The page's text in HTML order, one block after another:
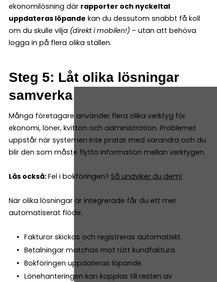
ekonomilösning där rapporter och nyckeltal
uppdateras löpande kan du dessutom snabbt få koll
om du skulle vilja (direkt i mobilen!) – utan att behöva
logga in på flera olika ställen.
Steg 5: Låt olika lösningar
samverka
Många företagare använder flera olika verktyg för
ekonomi, löner, kvitton och administration. Problemet
uppstår när systemen inte pratar med varandra och du
blir den som måste flytta information mellan verktygen.
Läs också:Fel i bokföringen? Så undviker du dem!
När olika lösningar är integrerade får du ett mer
automatiserat flöde:
Fakturor skickas och registreras automatiskt.
Betalningar matchas mot rätt kundfaktura.
Bokföringen uppdateras löpande.
Lönehanteringen kan kopplas till resten av